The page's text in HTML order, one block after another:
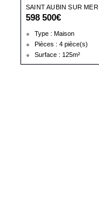
SAINT AUBIN SUR MER
598 500€
Type : Maison
Pièces : 4 pièce(s)
Surface : 125m²